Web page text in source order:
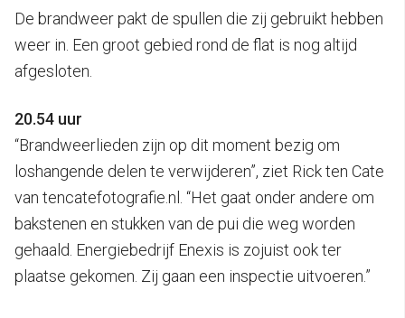
De brandweer pakt de spullen die zij gebruikt hebben
weer in. Een groot gebied rond de flat is nog altijd
afgesloten.
20.54 uur
“Brandweerlieden zijn op dit moment bezig om
loshangende delen te verwijderen”, ziet Rick ten Cate
van tencatefotografie.nl. “Het gaat onder andere om
bakstenen en stukken van de pui die weg worden
gehaald. Energiebedrijf Enexis is zojuist ook ter
plaatse gekomen. Zij gaan een inspectie uitvoeren.”